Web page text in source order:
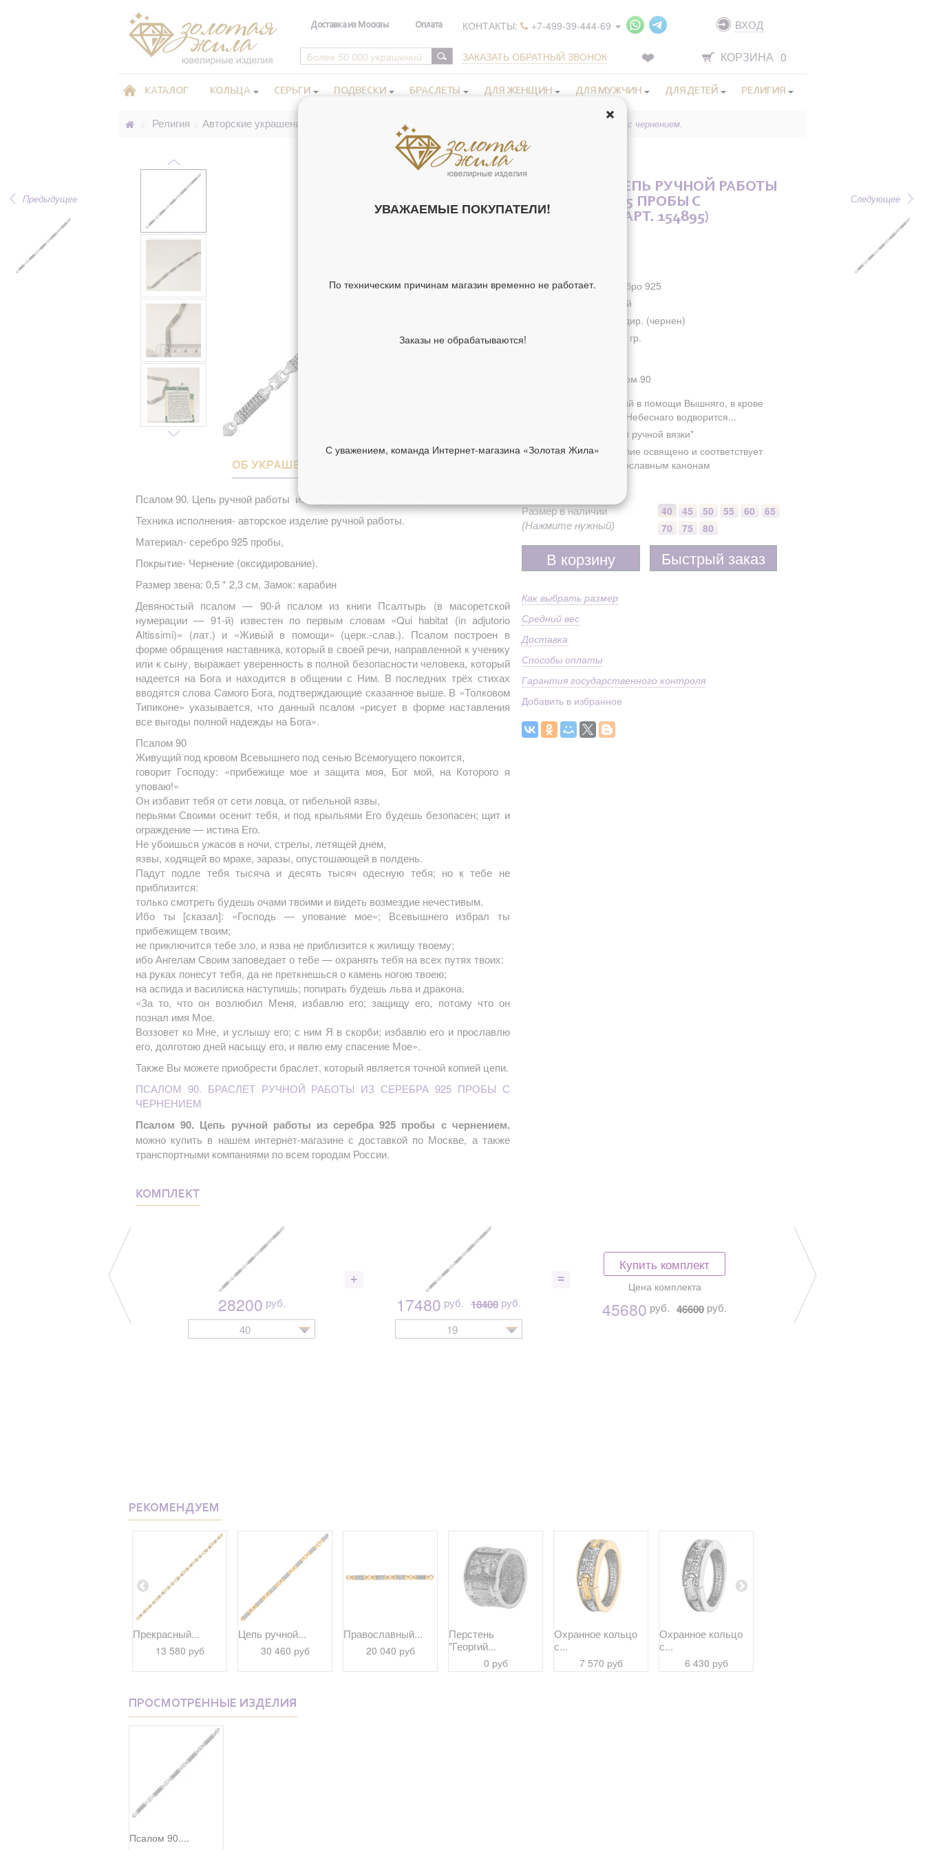
Доставка из Москвы Оплата КОНТАКТЫ: +7-499-39-444-69
ЗАКАЗАТЬ ОБРАТНЫЙ ЗВОНОК
ВХОД
КОРЗИНА 0
КАТАЛОГ КОЛЬЦА СЕРЬГИ ПОДВЕСКИ БРАСЛЕТЫ ДЛЯ ЖЕНЩИН ДЛЯ МУЖЧИН ДЛЯ ДЕТЕЙ РЕЛИГИЯ
Религия Авторские украшения ручной работы Псалом 90. Цепь ручной работы из серебра 925 пробы с чернением.
Предыдущее Следующее
ОБ УКРАШЕНИИ
Псалом 90. Цепь ручной работы из серебра 925 пробы с чернением.
Техника исполнения- авторское изделие ручной работы.
Материал- серебро 925 пробы,
Покрытие- Чернение (оксидирование).
Размер звена: 0,5 * 2,3 см, Замок: карабин
Девяностый псалом — 90-й псалом из книги Псалтырь (в масоретской
нумерации — 91-й) известен по первым словам «Qui habitat (in adjutorio
Altissimi)» (лат.) и «Живы́й в помощи» (церк.-слав.). Псалом построен в
форме обращения наставника, который в своей речи, направленной к ученику
или к сыну, выражает уверенность в полной безопасности человека, который
надеется на Бога и находится в общении с Ним. В последних трёх стихах
вводятся слова Самого Бога, подтверждающие сказанное выше. В «Толковом
Типиконе» указывается, что данный псалом «рисует в форме наставления
все выгоды полной надежды на Бога».
Псалом 90
Живущий под кровом Всевышнего под сенью Всемогущего покоится,
говорит Господу: «прибежище мое и защита моя, Бог мой, на Которого я
уповаю!»
Он избавит тебя от сети ловца, от гибельной язвы,
перьями Своими осенит тебя, и под крыльями Его будешь безопасен; щит и
ограждение — истина Его.
Не убоишься ужасов в ночи, стрелы, летящей днем,
язвы, ходящей во мраке, заразы, опустошающей в полдень.
Падут подле тебя тысяча и десять тысяч одесную тебя; но к тебе не
приблизится:
только смотреть будешь очами твоими и видеть возмездие нечестивым.
Ибо ты [сказал]: «Господь — упование мое»; Всевышнего избрал ты
прибежищем твоим;
не приключится тебе зло, и язва не приблизится к жилищу твоему;
ибо Ангелам Своим заповедает о тебе — охранять тебя на всех путях твоих:
на руках понесут тебя, да не преткнешься о камень ногою твоею;
на аспида и василиска наступишь; попирать будешь льва и дракона.
«За то, что он возлюбил Меня, избавлю его; защищу его, потому что он
познал имя Мое.
Воззовет ко Мне, и услышу его; с ним Я в скорби; избавлю его и прославлю
его, долготою дней насыщу его, и явлю ему спасение Мое».
Также Вы можете приобрести браслет, который является точной копией цепи.
ПСАЛОМ 90. БРАСЛЕТ РУЧНОЙ РАБОТЫ ИЗ СЕРЕБРА 925 ПРОБЫ С
ЧЕРНЕНИЕМ
Псалом 90. Цепь ручной работы из серебра 925 пробы с чернением.
можно купить в нашем интернет-магазине с доставкой по Москве, а также
транспортными компаниями по всем городам России.
ПСАЛОМ 90. ЦЕПЬ РУЧНОЙ РАБОТЫ
ИЗ СЕРЕБРА 925 ПРОБЫ С
ЧЕРНЕНИЕМ. (АРТ. 154895)
Материал
Серебро 925
Белый
Оксидир. (чернен)
Средний вес
93,00 гр.
Псалом 90
Живый в помощи Вышняго, в крове
Бога Небеснаго водворится...
"Цепи ручной вязки"
Дополнительно
Изделие освящено и соответствует
православным канонам
Размер в наличии
(Нажмите нужный)
40 45 50 55 60
65
70
75 80
В корзину Быстрый заказ
Как выбрать размер
Средний вес
Доставка
Способы оплаты
Гарантия государственного контроля
Добавить в избранное
КОМПЛЕКТ
28200 руб.
40
17480 руб. 18400 руб.
19
Купить комплект
Цена комплекта
45680 руб. 46600 руб.
РЕКОМЕНДУЕМ
Прекрасный...
13 580 руб
Цепь ручной...
30 460 руб
Православный...
20 040 руб
Перстень
"Георгий...
0 руб
Охранное кольцо
с...
7 570 руб
Охранное кольцо
с...
6 430 руб
ПРОСМОТРЕННЫЕ ИЗДЕЛИЯ
Псалом 90....
УВАЖАЕМЫЕ ПОКУПАТЕЛИ!
По техническим причинам магазин временно не работает.
Заказы не обрабатываются!
С уважением, команда Интернет-магазина «Золотая Жила»